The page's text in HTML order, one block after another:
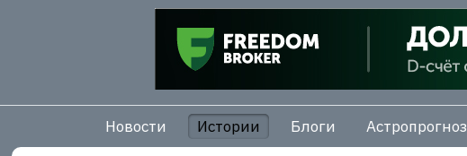
Новости Истории Блоги Астропрогноз